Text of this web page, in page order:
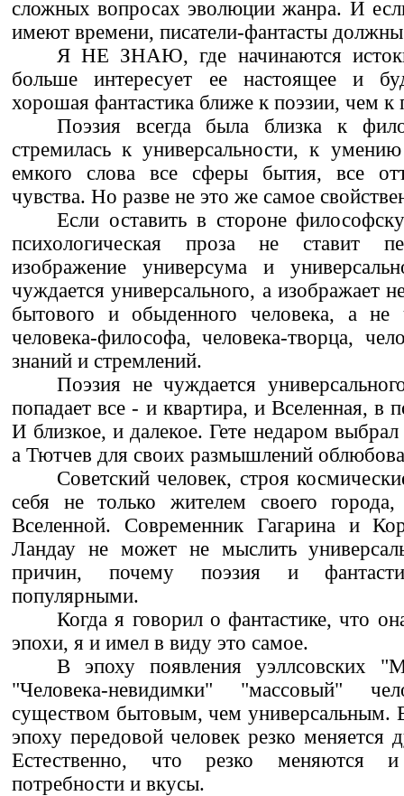
сложных вопросах эволюции жанра. И
имеют времени, писатели-фантасты
Я НЕ ЗНАЮ, где начинаются
больше интересует ее настоящее и
хорошая фантастика ближе к поэзии, чем к
Поэзия всегда была близка к
стремилась к универсальности, к
емкого слова все сферы бытия, все
чувства. Но разве не это же самое
Если оставить в стороне
психологическая проза не ставит
изображение универсума и
чуждается универсального, а изображает
бытового и обыденного человека, а не
человека-философа, человека-творца,
знаний и стремлений.
Поэзия не чуждается
попадает все - и квартира, и Вселенная, в
И близкое, и далекое. Гете недаром
а Тютчев для своих размышлений
Советский человек, строя
себя не только жителем своего
Вселенной. Современник Гагарина и
Ландау не может не мыслить
причин, почему поэзия и
популярными.
Когда я говорил о фантастике, что
эпохи, я и имел в виду это самое.
В эпоху появления уэллсовских
"Человека-невидимки" "массовый"
существом бытовым, чем универсальным.
эпоху передовой человек резко меняется
Естественно, что резко меняются и
потребности и вкусы.